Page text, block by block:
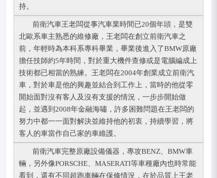
持。
前衛汽車王老闆從事汽車業時間已20個年頭，是雙
北歐系車主熟悉的維修廠，王老闆在創立前衛汽車之
前，年輕時為本科系專科畢業，畢業後進入了BMW原廠
擔任技師約5年時間，對於重大機件查修或是電腦編成上
技術都已相當的熟練。王老闆在2004年創業成立前衛汽
車，對於車是他的興趣並結合到工作上，當時的他從零
開始面對沒有客人及沒有支援的情況，一步步開始做
起，並遇到2008年金融海嘯，許多困難問題在王老闆的
努力中都一一面對解決並維持他的初衷，持續學習，將
客人的車當作自己家的車維護。
前衛汽車完整原廠設備儀器，專攻BENZ、BMW車
輛，另外像PORSCHE、MASERATI等車種廠內也時常能
看到，還有不同超跑車輛在保修情況，在於品質上王老